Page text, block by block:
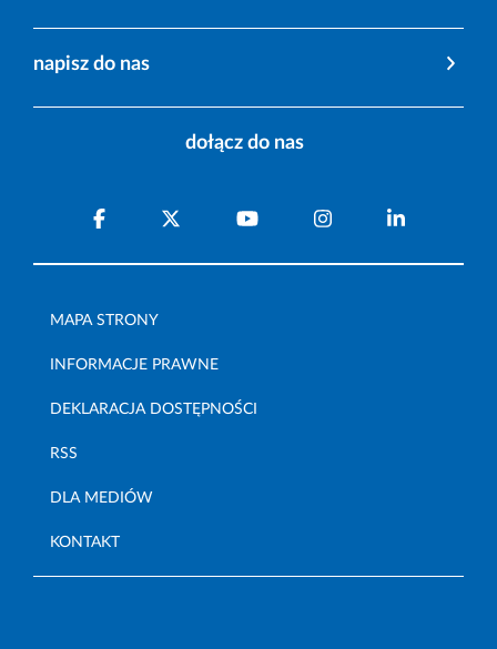
napisz do nas
dołącz do nas
MAPA STRONY
INFORMACJE PRAWNE
DEKLARACJA DOSTĘPNOŚCI
RSS
DLA MEDIÓW
KONTAKT